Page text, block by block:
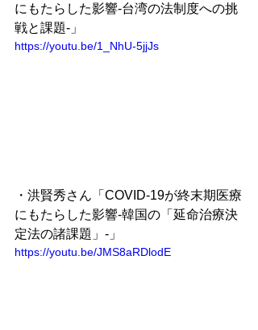
にもたらした影響-台湾の法制度への挑
戦と課題-」
https://youtu.be/1_NhU-5jjJs
・洪賢秀さん「COVID-19が終末期医療
にもたらした影響-韓国の「延命治療決
定法の諸課題」-」
https://youtu.be/JMS8aRDlodE